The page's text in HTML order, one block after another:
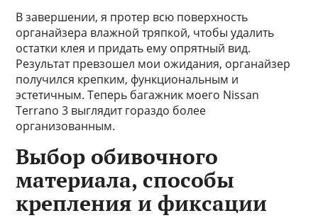
В завершении, я протер всю поверхность
органайзера влажной тряпкой, чтобы удалить
остатки клея и придать ему опрятный вид.
Результат превзошел мои ожидания, органайзер
получился крепким, функциональным и
эстетичным. Теперь багажник моего Nissan
Terrano 3 выглядит гораздо более
организованным.
Выбор обивочного
материала, способы
крепления и фиксации